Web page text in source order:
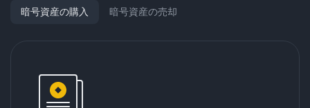
暗号資産の購入 暗号資産の売却